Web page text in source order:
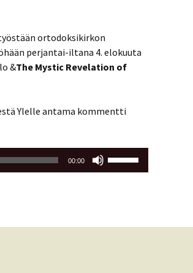
ortodoksikirkon
perjantai-iltana 4. elokuuta
&The Mystic Revelation of
Ylelle antama kommentti
00:00
äänenvoimakkuutta